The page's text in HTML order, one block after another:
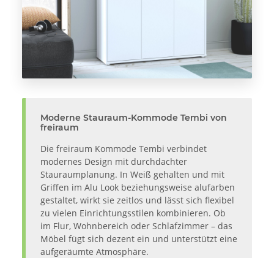
Moderne Stauraum-Kommode Tembi von
freiraum
Die freiraum Kommode Tembi verbindet
modernes Design mit durchdachter
Stauraumplanung. In Weiß gehalten und mit
Griffen im Alu Look beziehungsweise alufarben
gestaltet, wirkt sie zeitlos und lässt sich flexibel
zu vielen Einrichtungsstilen kombinieren. Ob
im Flur, Wohnbereich oder Schlafzimmer – das
Möbel fügt sich dezent ein und unterstützt eine
aufgeräumte Atmosphäre.